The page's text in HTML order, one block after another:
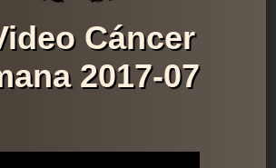
Cáncer
2017-07